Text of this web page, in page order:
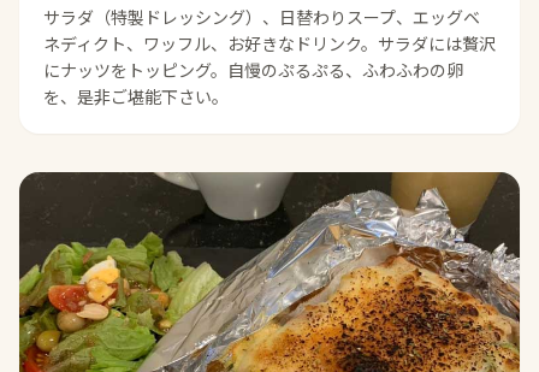
サラダ（特製ドレッシング）、日替わりスープ、エッグベ
ネディクト、ワッフル、お好きなドリンク。サラダには贅沢
にナッツをトッピング。自慢のぷるぷる、ふわふわの卵
を、是非ご堪能下さい。